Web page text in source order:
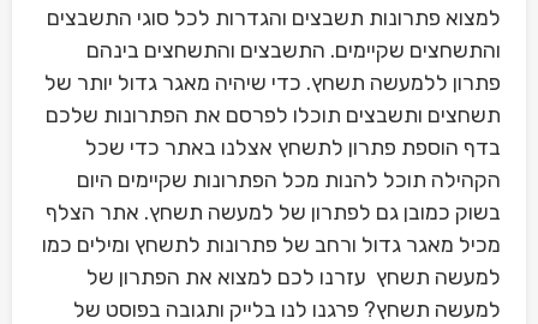
למצוא פתרונות תשבצים והגדרות לכל סוגי התשבצים
והתשחצים שקיימים. התשבצים והתשחצים בינהם
פתרון ללמעשה תשחץ. כדי שיהיה מאגר גדול יותר של
תשחצים ותשבצים תוכלו לפרסם את הפתרונות שלכם
בדף הוספת פתרון לתשחץ אצלנו באתר כדי שכל
הקהילה תוכל להנות מכל הפתרונות שקיימים היום
בשוק כמובן גם לפתרון של למעשה תשחץ. אתר הצלף
מכיל מאגר גדול ורחב של פתרונות לתשחץ ומילים כמו
למעשה תשחץ עזרנו לכם למצוא את הפתרון של
למעשה תשחץ? פרגנו לנו בלייק ותגובה בפוסט של